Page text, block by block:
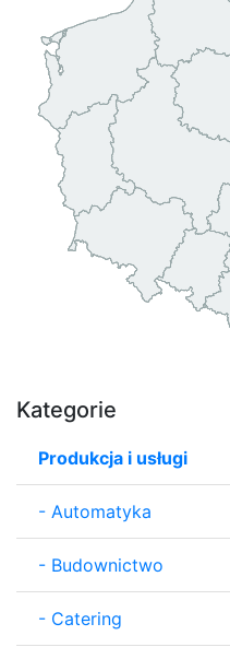
Kategorie
Produkcja i usługi
- Automatyka
- Budownictwo
- Catering